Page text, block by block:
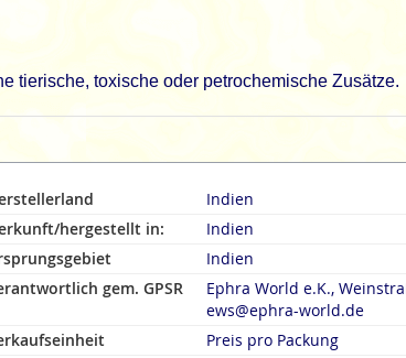
tierische, toxische oder petrochemische Zusätze.
Indien
hergestellt in:
Indien
Indien
gem. GPSR
Ephra World e.K.,
ews@ephra-world.de
Preis pro Packung